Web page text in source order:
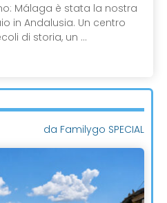
Málaga è stata la nostra
in Andalusia. Un centro
di storia, un ...
da Familygo SPECIAL